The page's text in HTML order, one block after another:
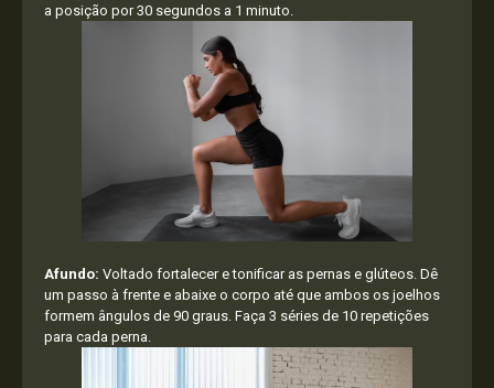
a posição por 30 segundos a 1 minuto.
Afundo: Voltado fortalecer e tonificar as pernas e glúteos. Dê
um passo à frente e abaixe o corpo até que ambos os joelhos
formem ângulos de 90 graus. Faça 3 séries de 10 repetições
para cada perna.